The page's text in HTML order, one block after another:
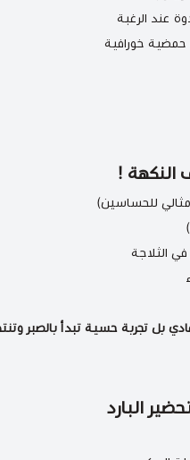
عند الرغبة
حمضية خورافية
بل تجربة حسية تبدأ بالصبر
البارد